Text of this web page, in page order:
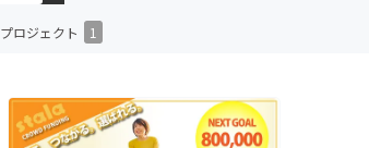
CAMPFIREふるさと納税
プロジェクト 1